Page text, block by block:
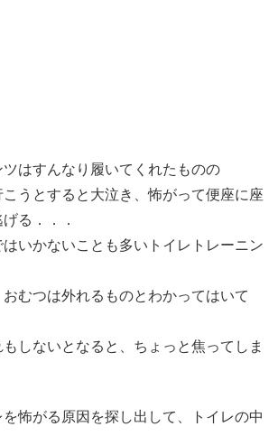
はすんなり履いてくれたものの
こうとすると大泣き、怖がって便座に座
る．．．
いかないことも多いトイレトレーニン
むつは外れるものとわかってはいて
しないとなると、ちょっと焦ってしま
怖がる原因を探し出して、トイレの中